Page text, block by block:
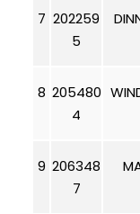
7 202259
5
8 205480
4
9 206348
7